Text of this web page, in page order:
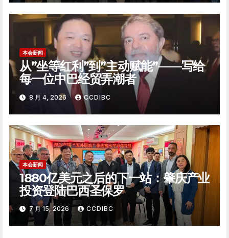
本会新闻
从”坐等红利”到”主动赋能”——写给
每一位中巴经贸弄潮者
8 月 4, 2026 CCDIBC
本会新闻
1880亿美元之后的下一站：肇庆产业
投资登陆巴西圣保罗
7 月 15, 2026 CCDIBC